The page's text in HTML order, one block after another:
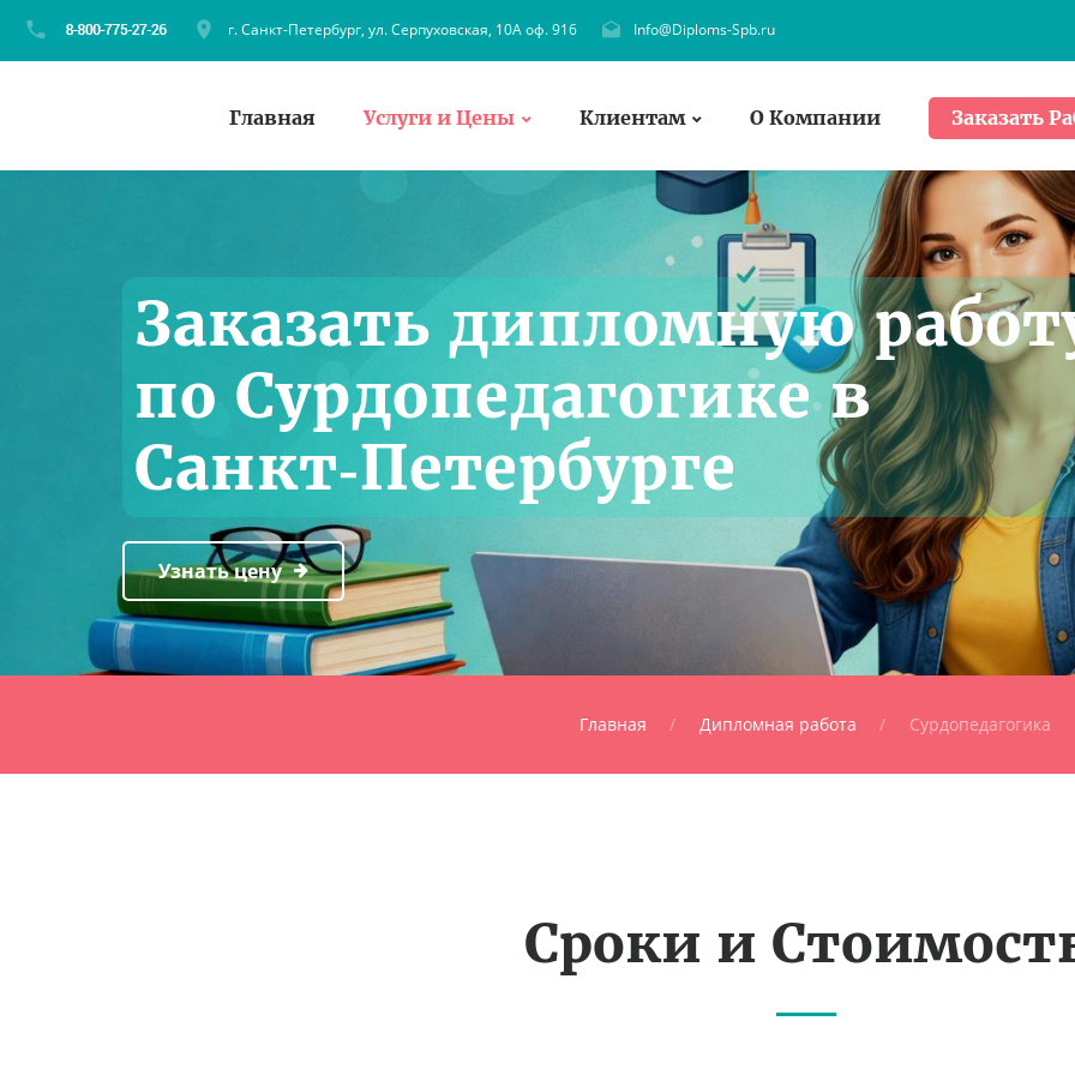
г. Санкт-Петербург, ул. Серпуховская, 10А оф. 916 Info@Diploms-Spb.ru
Главная Услуги и Цены Клиентам О Компании Заказать
Заказать дипломную
по Сурдопедагогике в
Санкт‑Петербурге
Узнать цену
Главная Дипломная работа Сурдопедагогика
Сроки и